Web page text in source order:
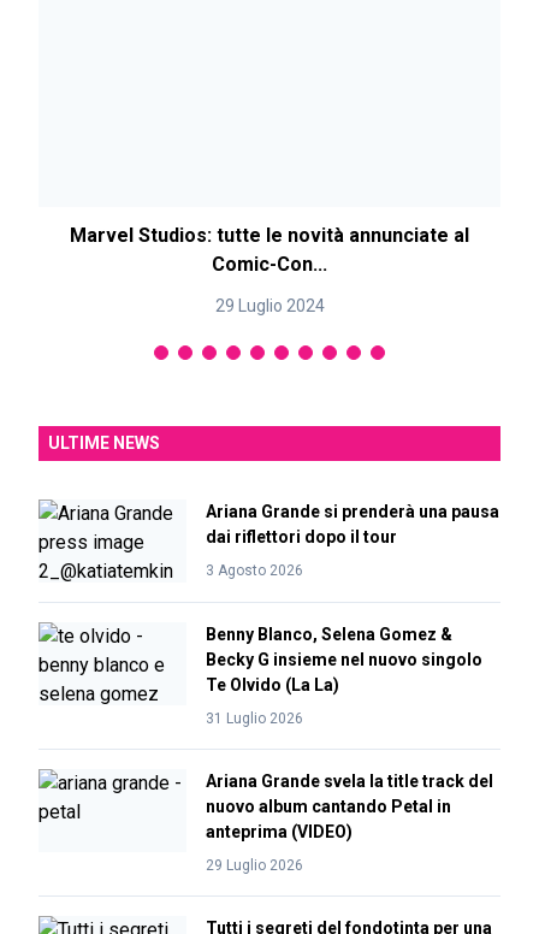
Marvel Studios: tutte le novità annunciate al
Comic-Con...
29 Luglio 2024
ULTIME NEWS
Ariana Grande si prenderà una pausa
dai riflettori dopo il tour
3 Agosto 2026
Benny Blanco, Selena Gomez &
Becky G insieme nel nuovo singolo
Te Olvido (La La)
31 Luglio 2026
Ariana Grande svela la title track del
nuovo album cantando Petal in
anteprima (VIDEO)
29 Luglio 2026
Tutti i segreti del fondotinta per una